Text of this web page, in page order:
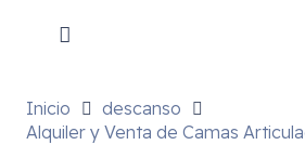
Inicio
descanso
Alquiler y Venta de Camas